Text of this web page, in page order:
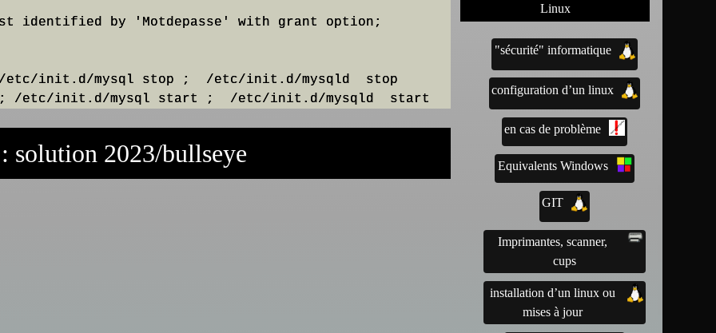
identified by 'Motdepasse' with grant option;
/etc/init.d/mysql stop ;  /etc/init.d/mysqld  stop
solution 2023/bullseye
Linux
"sécurité" informatique
configuration d’un linux
en cas de problème
Equivalents Windows
GIT
Imprimantes, scanner,
cups
installation d’un linux ou
mises à jour